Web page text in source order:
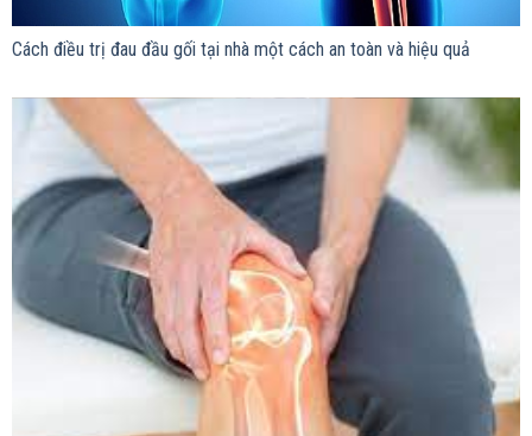
Cách điều trị đau đầu gối tại nhà một cách an toàn và hiệu quả